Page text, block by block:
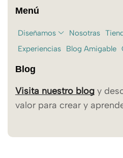
Menú
Diseñamos Nosotras
Experiencias
Blog Amigable
Blog
Visita nuestro blog y
valor para crear y